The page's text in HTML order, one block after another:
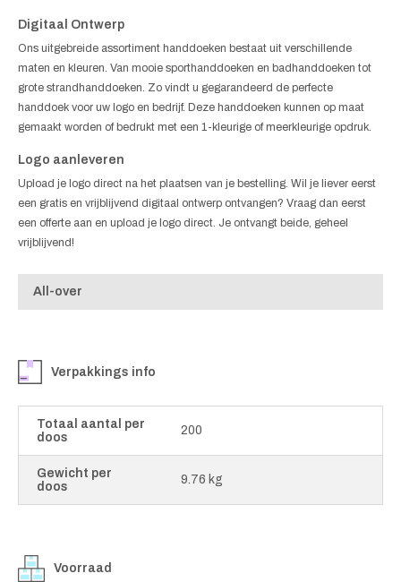
Digitaal Ontwerp
Ons uitgebreide assortiment handdoeken bestaat uit verschillende
maten en kleuren. Van mooie sporthanddoeken en badhanddoeken tot
grote strandhanddoeken. Zo vindt u gegarandeerd de perfecte
handdoek voor uw logo en bedrijf. Deze handdoeken kunnen op maat
gemaakt worden of bedrukt met een 1-kleurige of meerkleurige opdruk.
Logo aanleveren
Upload je logo direct na het plaatsen van je bestelling. Wil je liever eerst
een gratis en vrijblijvend digitaal ontwerp ontvangen? Vraag dan eerst
een offerte aan en upload je logo direct. Je ontvangt beide, geheel
vrijblijvend!
All-over
Verpakkings info
Totaal aantal per
doos
200
Gewicht per
doos
9.76 kg
Voorraad